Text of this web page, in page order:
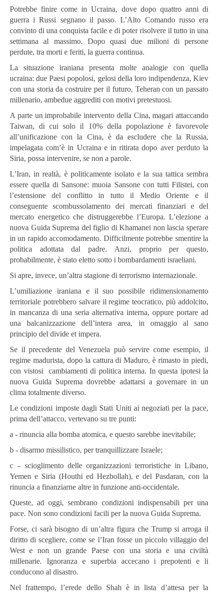
Potrebbe finire come in Ucraina, dove dopo quattro anni di
guerra i Russi segnano il passo. L’Alto Comando russo era
convinto di una conquista facile e di poter risolvere il tutto in una
settimana al massimo. Dopo quasi due milioni di persone
perdute, tra morti e feriti, la guerra continua.
La situazione iraniana presenta molte analogie con quella
ucraina: due Paesi popolosi, gelosi della loro indipendenza, Kiev
con una storia da costruire per il futuro, Teheran con un passato
millenario, ambedue aggrediti con motivi pretestuosi.
A parte un improbabile intervento della Cina, magari attaccando
Taiwan, di cui solo il 10% della popolazione è favorevole
all’unificazione con la Cina, è da escludere che la Russia,
impelagata com’è in Ucraina e in ritirata dopo aver perduto la
Siria, possa intervenire, se non a parole.
L’Iran, in realtà, è politicamente isolato e la sua tattica sembra
essere quella di Sansone: muoia Sansone con tutti Filistei, con
l’estensione del conflitto in tutto il Medio Oriente e il
conseguente scombussolamento dei mercati finanziari e del
mercato energetico che distruggerebbe l’Europa. L’elezione a
nuova Guida Suprema del figlio di Khamanei non lascia sperare
in un rapido accomodamento. Difficilmente potrebbe smentire la
politica adottata dal padre. Anzi, proprio per questo,
probabilmente, è stato eletto sotto i bombardamenti israeliani.
Si apre, invece, un’altra stagione di terrorismo internazionale.
L’umiliazione iraniana e il suo possibile ridimensionamento
territoriale potrebbero salvare il regime teocratico, più addolcito,
in mancanza di una seria alternativa interna, oppure portare ad
una balcanizzazione dell’intera area, in omaggio al sano
principio del divide et impera.
Se il precedente del Venezuela può servire come esempio, il
regime madurista, dopo la cattura di Maduro, è rimasto in piedi,
con vistosi cambiamenti di politica interna. In questa ipotesi la
nuova Guida Suprema dovrebbe adattarsi a governare in un
clima totalmente diverso.
Le condizioni imposte dagli Stati Uniti ai negoziati per la pace,
prima dell’attacco, vertevano su tre punti:
a - rinuncia alla bomba atomica, e questo sarebbe inevitabile;
b - disarmo missilistico, per tranquillizzare Israele;
c – scioglimento delle organizzazioni terroristiche in Libano,
Yemen e Siria (Houthi ed Hezbollah), e del Pasdaran, con la
rinuncia a finanziarne altre in funzione anti-occidentale.
Queste, ad oggi, sembrano condizioni indispensabili per una
pace. Non sono condizioni facili per la nuova Guida Suprema.
Forse, ci sarà bisogno di un’altra figura che Trump si arroga il
diritto di scegliere, come se l’Iran fosse un piccolo villaggio del
West e non un grande Paese con una storia e una civiltà
millenarie. Ignoranza e superbia accecano i prepotenti e li
conducono al disastro.
Nel frattempo, l’erede dello Shah è in lista d’attesa per la